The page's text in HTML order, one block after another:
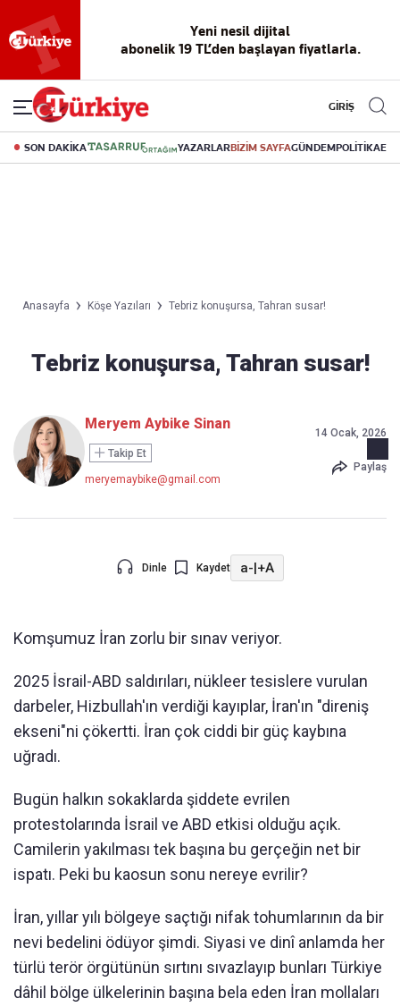
Yeni nesil dijital
abonelik 19 TL’den başlayan fiyatlarla.
GİRİŞ
SON DAKİKA YAZARLARBİZİM SAYFAGÜNDEMPOLİTİKA
Anasayfa Köşe Yazıları Tebriz konuşursa, Tahran susar!
Tebriz konuşursa, Tahran susar!
Meryem Aybike Sinan
Takip Et
meryemaybike@gmail.com
14 Ocak, 2026
Paylaş
Dinle Kaydet a-|+A
Komşumuz İran zorlu bir sınav veriyor.
2025 İsrail-ABD saldırıları, nükleer tesislere vurulan
darbeler, Hizbullah'ın verdiği kayıplar, İran'ın "direniş
ekseni"ni çökertti. İran çok ciddi bir güç kaybına
uğradı.
Bugün halkın sokaklarda şiddete evrilen
protestolarında İsrail ve ABD etkisi olduğu açık.
Camilerin yakılması tek başına bu gerçeğin net bir
ispatı. Peki bu kaosun sonu nereye evrilir?
İran, yıllar yılı bölgeye saçtığı nifak tohumlarının da bir
nevi bedelini ödüyor şimdi. Siyasi ve dinî anlamda her
türlü terör örgütünün sırtını sıvazlayıp bunları Türkiye
dâhil bölge ülkelerinin başına bela eden İran mollaları